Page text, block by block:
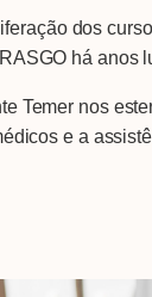
dos
há anos
Temer nos
e a